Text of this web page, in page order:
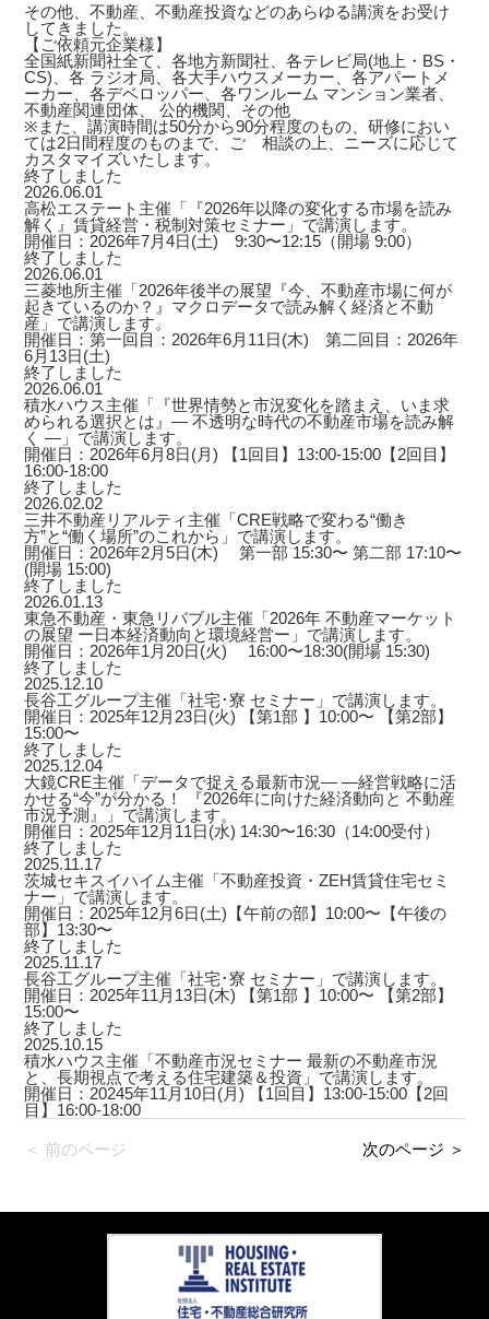
その他、不動産、不動産投資などのあらゆる講演をお受け
してきました。
【ご依頼元企業様】
全国紙新聞社全て、各地方新聞社、各テレビ局(地上・BS・
CS)、各 ラジオ局、各大手ハウスメーカー、各アパートメ
ーカー、各デベロッパー、各ワンルーム マンション業者、
不動産関連団体、 公的機関、その他
※また、講演時間は50分から90分程度のもの、研修におい
ては2日間程度のものまで、ご゙相談の上、ニーズに応じて
カスタマイズいたします。
終了しました
2026.06.01
高松エステート主催「『2026年以降の変化する市場を読み
解く』賃貸経営・税制対策セミナー」で講演します。
開催日：2026年7月4日(土) 9:30〜12:15（開場 9:00）
終了しました
2026.06.01
三菱地所主催「2026年後半の展望『今、不動産市場に何が
起きているのか？』マクロデータで読み解く経済と不動
産」で講演します。
開催日：第一回目：2026年6月11日(木) 第二回目：2026年
6月13日(土)
終了しました
2026.06.01
積水ハウス主催「『世界情勢と市況変化を踏まえ、いま求
められる選択とは』― 不透明な時代の不動産市場を読み解
く ―」で講演します。
開催日：2026年6月8日(月) 【1回目】13:00-15:00【2回目】
16:00-18:00
終了しました
2026.02.02
三井不動産リアルティ主催「CRE戦略で変わる“働き
方”と“働く場所”のこれから」で講演します。
開催日：2026年2月5日(木) 第一部 15:30〜 第二部 17:10〜
(開場 15:00)
終了しました
2026.01.13
東急不動産・東急リバブル主催「2026年 不動産マーケット
の展望 ー日本経済動向と環境経営ー」で講演します。
開催日：2026年1月20日(火) 16:00〜18:30(開場 15:30)
終了しました
2025.12.10
長谷工グループ主催「社宅･寮 セミナー」で講演します。
開催日：2025年12月23日(火) 【第1部 】10:00〜 【第2部】
15:00〜
終了しました
2025.12.04
大鏡CRE主催「データで捉える最新市況― ―経営戦略に活
かせる“今”が分かる！ 『2026年に向けた経済動向と 不動産
市況予測』」で講演します。
開催日：2025年12月11日(水) 14:30〜16:30（14:00受付）
終了しました
2025.11.17
茨城セキスイハイム主催「不動産投資・ZEH賃貸住宅セミ
ナー」で講演します。
開催日：2025年12月6日(土)【午前の部】10:00〜【午後の
部】13:30〜
終了しました
2025.11.17
長谷工グループ主催「社宅･寮 セミナー」で講演します。
開催日：2025年11月13日(木) 【第1部 】10:00〜 【第2部】
15:00〜
終了しました
2025.10.15
積水ハウス主催「不動産市況セミナー 最新の不動産市況
と、長期視点で考える住宅建築＆投資」で講演します。
開催日：20245年11月10日(月) 【1回目】13:00-15:00【2回
目】16:00-18:00
＜ 前のページ 次のページ ＞